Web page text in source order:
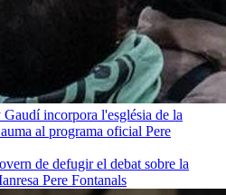
incorpora l'església de la
al programa oficial Pere
de defugir el debat sobre la
Pere Fontanals